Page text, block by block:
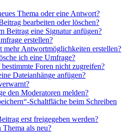
Thema oder eine Antwort?
bearbeiten oder löschen?
Beitrag eine Signatur anfügen?
erstellen?
mehr Antwortmöglichkeiten erstellen?
ich eine Umfrage?
Foren nicht zugreifen?
Dateianhänge anfügen?
den Moderatoren melden?
Schaltfläche beim Schreiben
erst freigegeben werden?
als neu?